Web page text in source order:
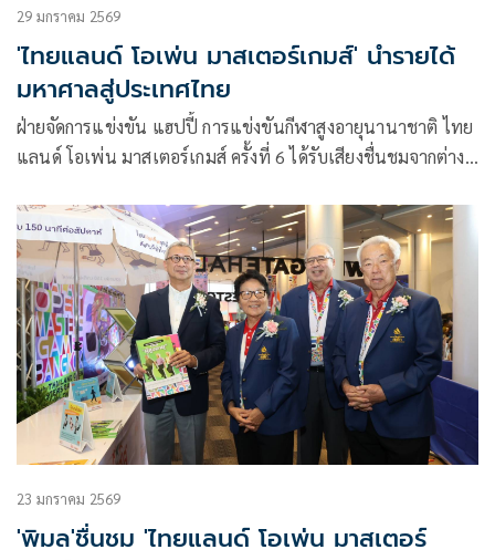
29 มกราคม 2569
'ไทยแลนด์ โอเพ่น มาสเตอร์เกมส์' นำรายได้
มหาศาลสู่ประเทศไทย
ฝ่ายจัดการแข่งขัน แฮปปี้ การแข่งขันกีฬาสูงอายุนานาชาติ ไทย
แลนด์ โอเพ่น มาสเตอร์เกมส์ ครั้งที่ 6 ได้รับเสียงชื่นชมจากต่าง
สร้างมูลค่าเศรษฐกิจหมุนเวียนภายในประเทศไทยอย่างมหาศาล
อยากวอนขอผู้สนับสนุนให้เห็นถึงความสำคัญ ของนักกีฬาอาวุโส
ไทย เพิ่มงบประมาณให้จัดการแข่งขันต่อในปีหน้า พร้อมปูทาง
ต่อ ในอนาคต สมาคมกีฬาผู้สูงอายุไทย อยากเสนอตัวจัด กีฬา
เวิลด์ มาสเตอร์ เกมส์
23 มกราคม 2569
'พิมล'ชื่นชม 'ไทยแลนด์ โอเพ่น มาสเตอร์